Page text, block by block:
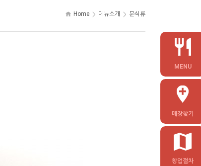
Home 메뉴소개 분식류
MENU
매장찾기
창업절차